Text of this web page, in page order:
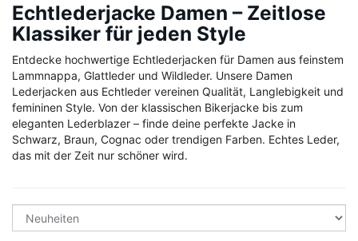
Echtlederjacke Damen – Zeitlose
Klassiker für jeden Style
Entdecke hochwertige Echtlederjacken für Damen aus feinstem
Lammnappa, Glattleder und Wildleder. Unsere Damen
Lederjacken aus Echtleder vereinen Qualität, Langlebigkeit und
femininen Style. Von der klassischen Bikerjacke bis zum
eleganten Lederblazer – finde deine perfekte Jacke in
Schwarz, Braun, Cognac oder trendigen Farben. Echtes Leder,
das mit der Zeit nur schöner wird.